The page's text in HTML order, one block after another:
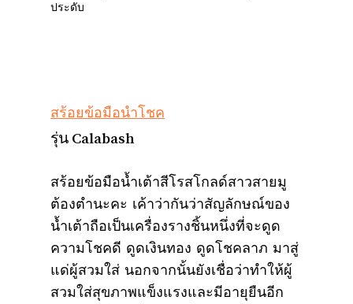
ประดับ
สร้อยข้อมือนำโชค
รุ่น Calabash
สร้อยข้อมือน้ำเต้าสีโรสโกลด์สาวสายมู
ต้องตำนะคะ เค้าว่ากันว่าสัญลักษณ์ของ
น้ำเต้าถือเป็นเครื่องรางชิ้นหนึ่งที่จะดูด
ความโชคดี ดูดเงินทอง ดูดโชคลาภ มาสู่
แด่ผู้สวมใส่ นอกจากนั้นยังเชื่อว่าทำให้ผู้
สวมใส่สุขภาพแข็งแรงและมีอายุยืนอีก